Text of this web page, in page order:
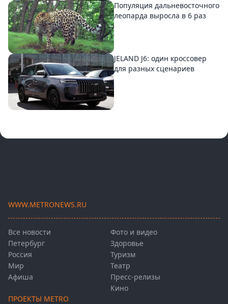
Популяция дальневосточного
леопарда выросла в 6 раз
JELAND J6: один кроссовер
для разных сценариев
WWW.METRONEWS.RU
Все новости
Петербург
Россия
Мир
Афиша
Фото и видео
Здоровье
Туризм
Театр
Пресс-релизы
Кино
ПРОЕКТЫ METRO